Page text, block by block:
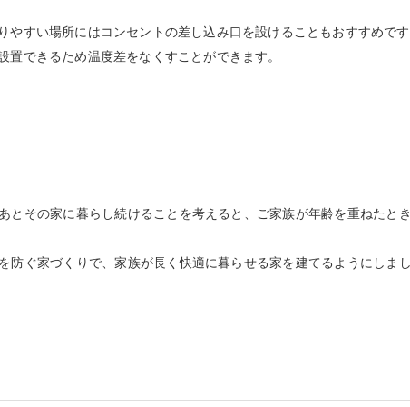
すい場所にはコンセントの差し込み口を設けることもおすすめです
できるため温度差をなくすことができます。
とその家に暮らし続けることを考えると、ご家族が年齢を重ねたと
ぐ家づくりで、家族が長く快適に暮らせる家を建てるようにしま